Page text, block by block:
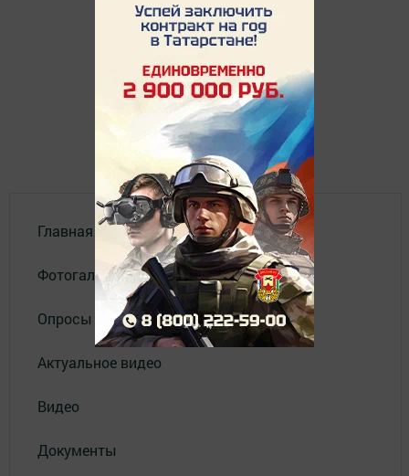
Главная
Фотогалереи
Опросы
Актуальное видео
Видео
Документы